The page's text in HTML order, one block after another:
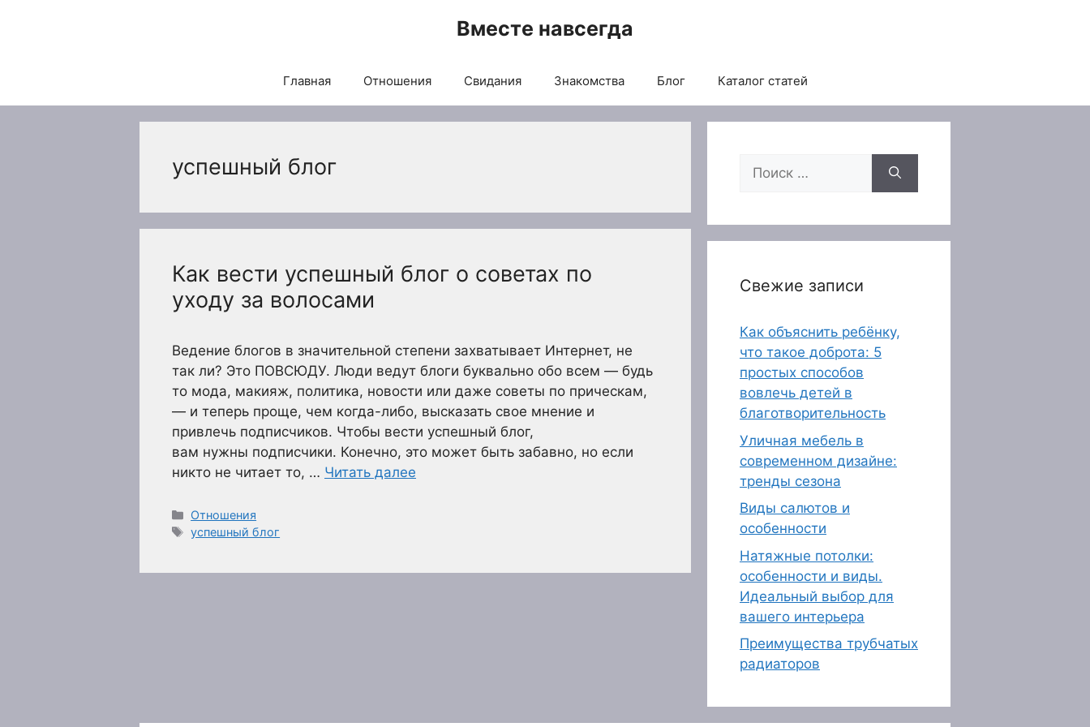
Вместе навсегда
Главная Отношения Свидания Знакомства Блог Каталог статей
успешный блог
Как вести успешный блог о советах по
уходу за волосами
Ведение блогов в значительной степени захватывает Интернет, не
так ли? Это ПОВСЮДУ. Люди ведут блоги буквально обо всем — будь
то мода, макияж, политика, новости или даже советы по прическам,
— и теперь проще, чем когда-либо, высказать свое мнение и
привлечь подписчиков. Чтобы вести успешный блог,
вам нужны подписчики. Конечно, это может быть забавно, но если
никто не читает то, … Читать далее
Рубрики
Отношения
Метки
успешный блог
Поиск:
Свежие записи
Как объяснить ребёнку,
что такое доброта: 5
простых способов
вовлечь детей в
благотворительность
Уличная мебель в
современном дизайне:
тренды сезона
Виды салютов и
особенности
Натяжные потолки:
особенности и виды.
Идеальный выбор для
вашего интерьера
Преимущества трубчатых
радиаторов